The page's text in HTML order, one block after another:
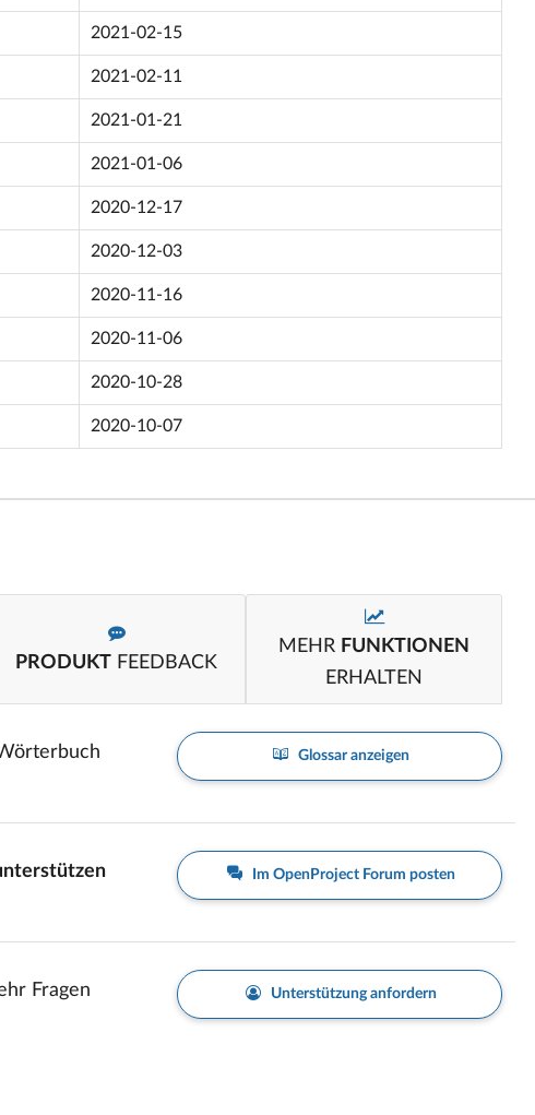
2021-02-15
2021-02-11
2021-01-21
2021-01-06
2020-12-17
2020-12-03
2020-11-16
2020-11-06
2020-10-28
2020-10-07
PRODUKT FEEDBACK
MEHR FUNKTIONEN
ERHALTEN
Glossar anzeigen
Im OpenProject Forum posten
Fragen
Unterstützung anfordern